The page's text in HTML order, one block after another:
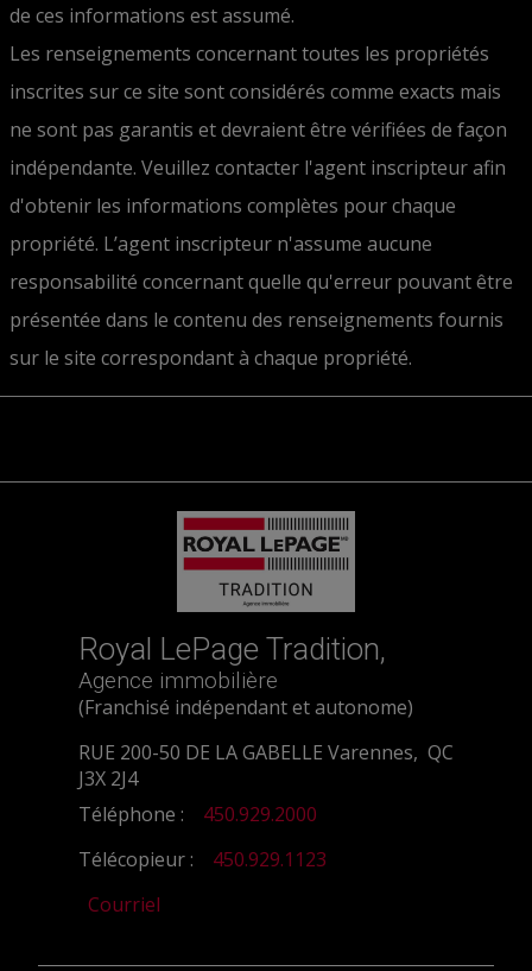
de ces informations est assumé.
Les renseignements concernant toutes les propriétés
inscrites sur ce site sont considérés comme exacts mais
ne sont pas garantis et devraient être vérifiées de façon
indépendante. Veuillez contacter l'agent inscripteur afin
d'obtenir les informations complètes pour chaque
propriété. L’agent inscripteur n'assume aucune
responsabilité concernant quelle qu'erreur pouvant être
présentée dans le contenu des renseignements fournis
sur le site correspondant à chaque propriété.
Royal LePage Tradition,
Agence immobilière
(Franchisé indépendant et autonome)
RUE 200-50 DE LA GABELLE Varennes, QC
J3X 2J4
Téléphone :
450.929.2000
Télécopieur :
450.929.1123
Courriel